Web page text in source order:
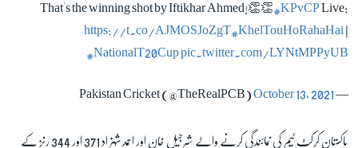
That's the winning shot by Iftikhar Ahmed!👏👏 #KPvCPLive:
https://t.co/AJMOSJoZgT #KhelTouHoRahaHai
#NationalT20Cuppic.twitter.com/LYNtMPPyUB
— Pakistan Cricket (@TheRealPCB)
October 13, 2021
پاکستان کرکٹ ٹیم کی نمائندگی کرنے والے شرجیل خان اور احمد شہزاد 371 اور 344 رنز کے